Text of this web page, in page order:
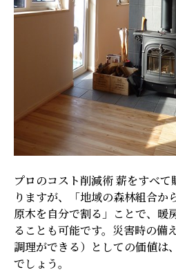
プロのコスト削減術 薪をすべ
りますが、「地域の森林組合か
原木を自分で割る」ことで、暖
ることも可能です。災害時の備
調理ができる）としての価値は
でしょう。